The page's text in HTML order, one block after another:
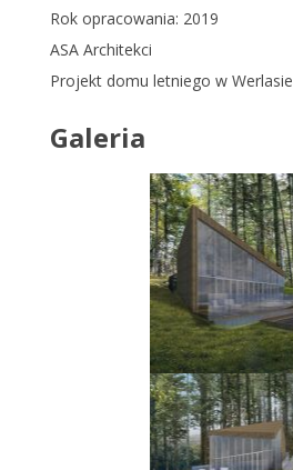
Rok opracowania: 2019
ASA Architekci
Projekt domu letniego w Werlasie
Galeria